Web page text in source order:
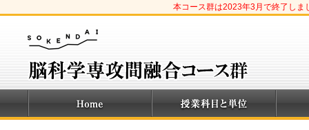
本コース群は2023年3月で終了しま